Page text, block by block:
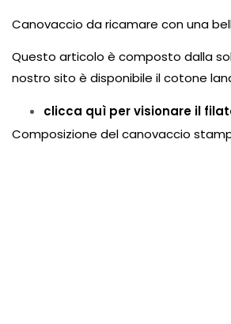
Canovaccio da ricamare con una
Questo articolo è composto dalla
nostro sito è disponibile il cotone
clicca quì per visionare il
Composizione del canovaccio